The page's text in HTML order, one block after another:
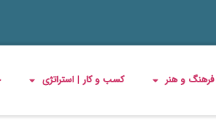
فرهنگ و هنر کسب و کار | استراتژی